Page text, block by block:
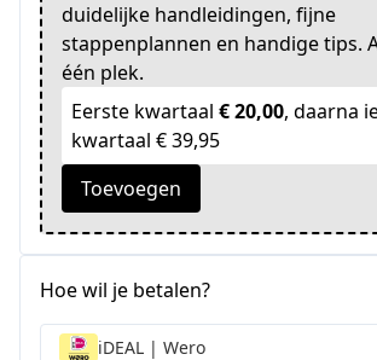
duidelijke handleidingen, fijne
stappenplannen en handige tips.
één plek.
Eerste kwartaal € 20,00, daarna
kwartaal € 39,95
Toevoegen
Hoe wil je betalen?
iDEAL | Wero